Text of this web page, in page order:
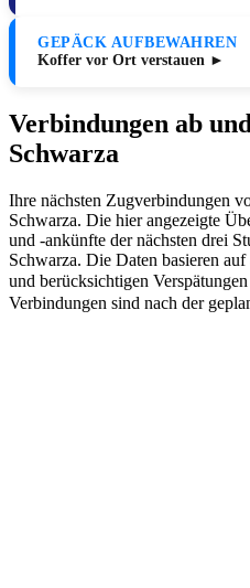
GEPÄCK AUFBEWAHREN
Koffer vor Ort verstauen ►
Verbindungen ab
Schwarza
Ihre nächsten Zugverbindungen
Schwarza. Die hier angezeigte
und -ankünfte der nächsten drei
Schwarza. Die Daten basieren
und berücksichtigen
Verbindungen sind nach der